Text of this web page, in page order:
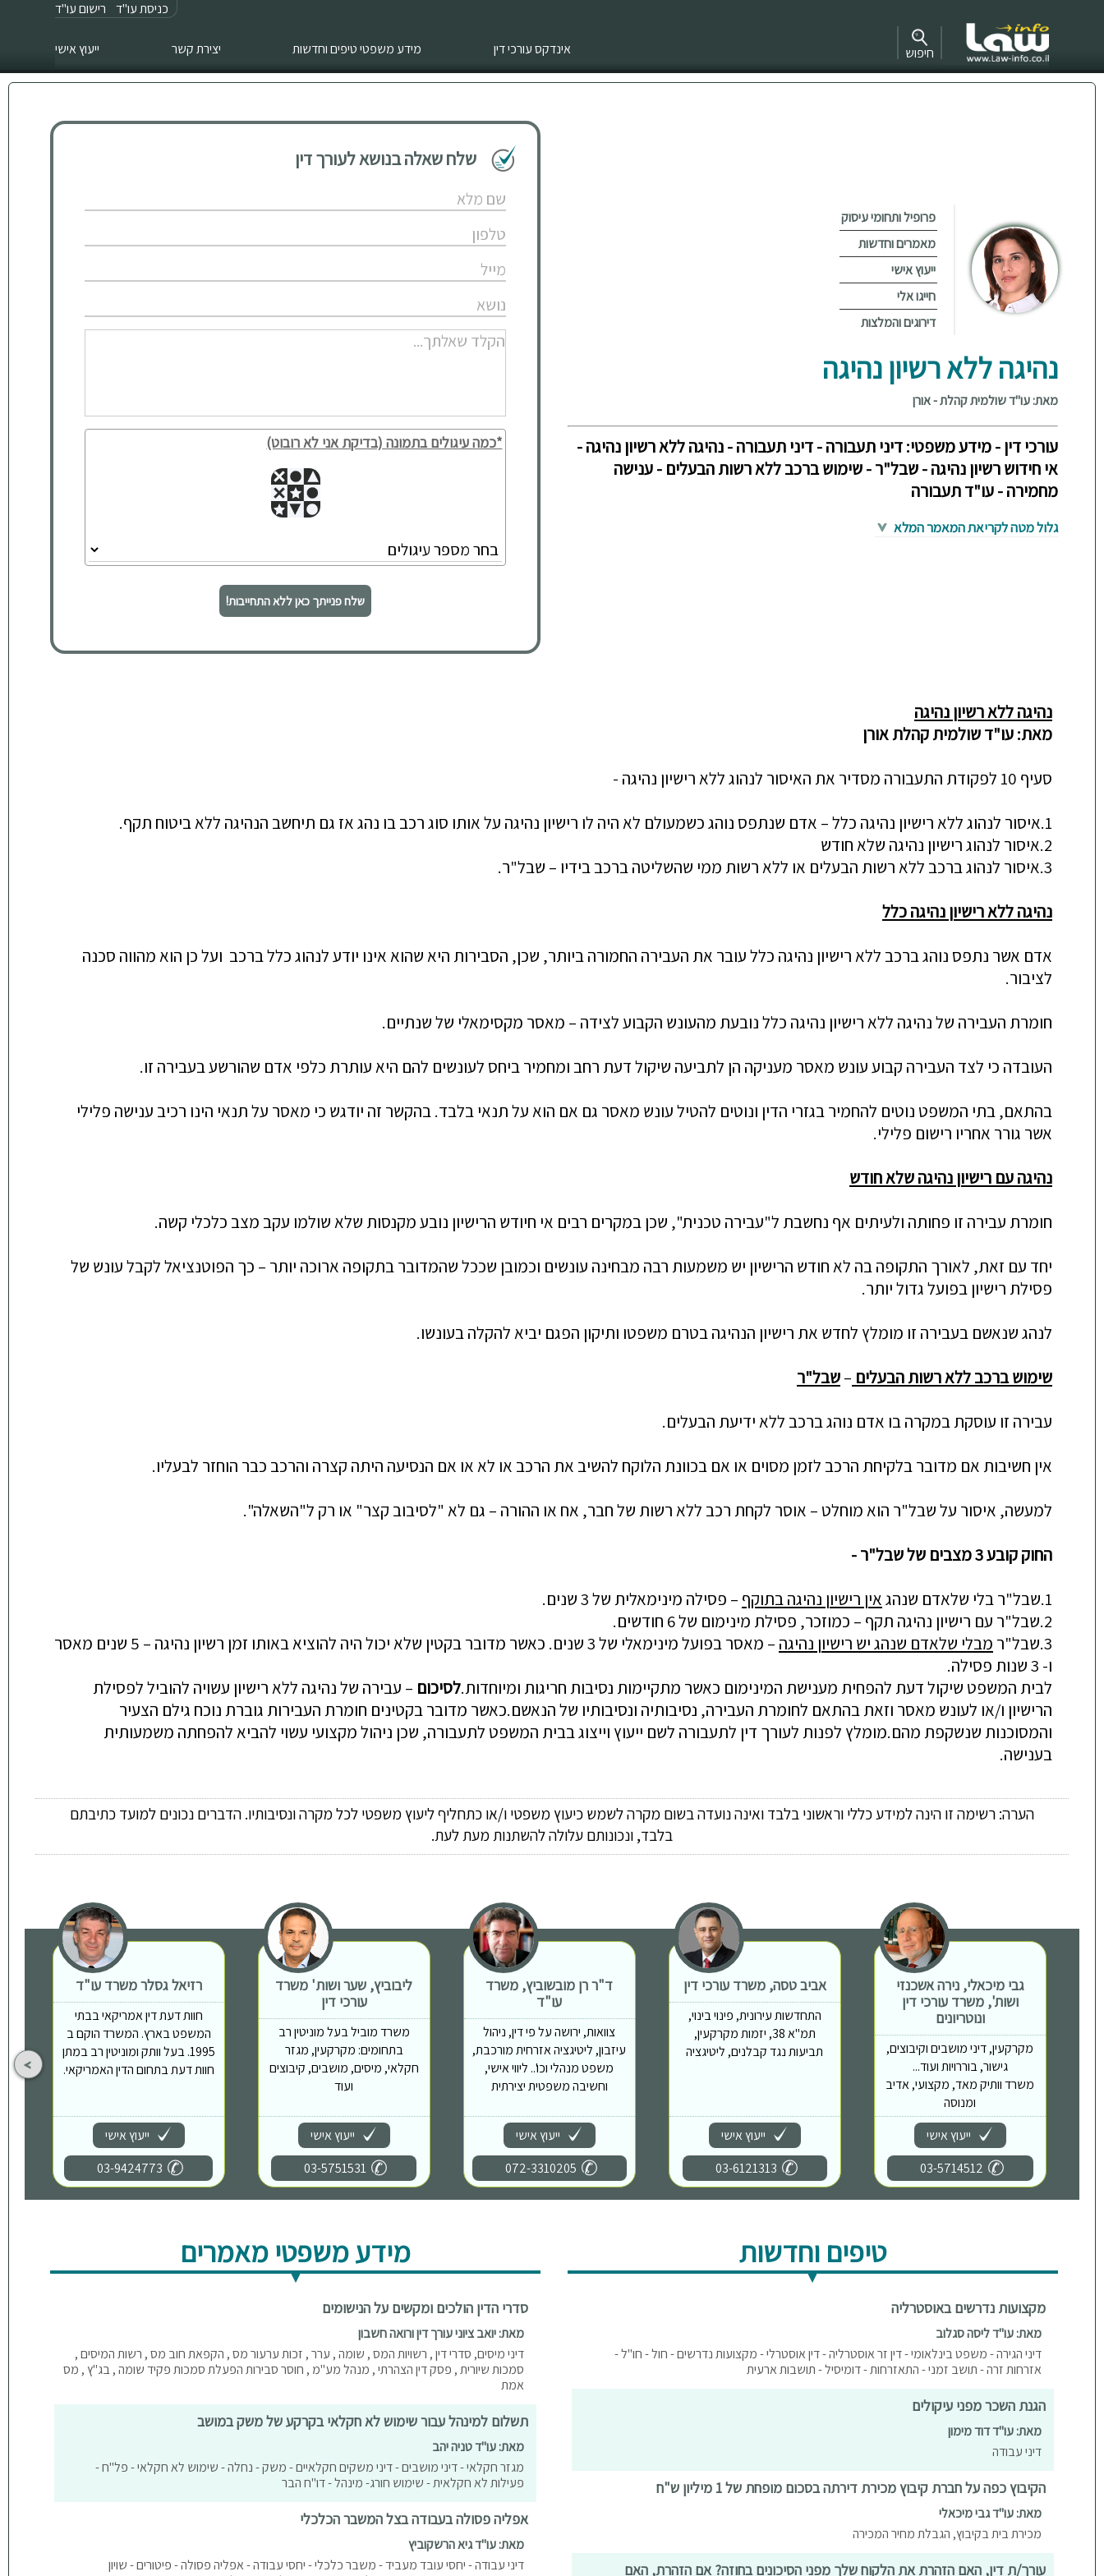
כניסת עו"ד רישום עו"ד
אינדקס עורכי דין מידע משפטי טיפים וחדשות יצירת קשר ייעוץ אישי חיפוש
פרופיל ותחומי עיסוק
מאמרים וחדשות
ייעוץ אישי
חייגו אלי
דירוגים והמלצות
נהיגה ללא רשיון נהיגה
מאת: עו"ד שולמית קהלת - אורן
עורכי דין - מידע משפטי: דיני תעבורה - דיני תעבורה - נהיגה ללא רשיון נהיגה -
אי חידוש רשיון נהיגה - שבל"ר - שימוש ברכב ללא רשות הבעלים - ענישה
מחמירה - עו"ד תעבורה
גלול מטה לקריאת המאמר המלא
שלח שאלה בנושא לעורך דין
*כמה עיגולים בתמונה (בדיקת אני לא רובוט)
שלח פנייתך כאן ללא התחייבות!
נהיגה ללא רשיון נהיגה
מאת: עו"ד שולמית קהלת אורן
סעיף 10 לפקודת התעבורה מסדיר את האיסור לנהוג ללא רישיון נהיגה -
1. איסור לנהוג ללא רישיון נהיגה כלל – אדם שנתפס נוהג כשמעולם לא היה לו רישיון נהיגה על אותו סוג רכב בו נהג אז גם תיחשב הנהיגה ללא ביטוח תקף.
2. איסור לנהוג רישיון נהיגה שלא חודש
3. איסור לנהוג ברכב ללא רשות הבעלים או ללא רשות ממי שהשליטה ברכב בידיו – שבל"ר.
נהיגה ללא רישיון נהיגה כלל
אדם אשר נתפס נוהג ברכב ללא רישיון נהיגה כללעובר את העבירה החמורה ביותר, שכן, הסבירות היא שהוא אינו יודע לנהוג כלל ברכב ועל כן הוא מהווה סכנה
לציבור.
חומרת העבירה של נהיגה ללא רישיון נהיגה כלל נובעת מהעונש הקבוע לצידה – מאסר מקסימאלי של שנתיים.
העובדה כי לצד העבירה קבוע עונש מאסר מעניקה הן לתביעה שיקול דעת רחב ומחמיר ביחס לעונשים להם היא עותרת כלפי אדם שהורשע בעבירה זו.
בהתאם, בתי המשפט נוטים להחמיר בגזרי הדין ונוטים להטיל עונש מאסר גם אם הוא על תנאי בלבד. בהקשר זה יודגש כי מאסר על תנאי הינו רכיב ענישה פלילי
אשר גורר אחריו רישום פלילי.
נהיגה עם רישיון נהיגה שלא חודש
חומרת עבירה זו פחותה ולעיתים אף נחשבת ל"עבירה טכנית", שכןבמקרים רבים אי חיודש הרישיון נובע מקנסות שלא שולמו עקב מצב כלכלי קשה.
יחד עם זאת, לאורך התקופה בה לא חודש הרישיון יש משמעות רבה מבחינה עונשים וכמובן שככל שהמדובר בתקופה ארוכה יותר – כך הפוטנציאל לקבל עונש של
פסילת רישיון בפועל גדול יותר.
לנהג שנאשם בעבירה זו מומלץ לחדש את רישיון הנהיגה בטרם משפטו ותיקון הפגם יביא להקלה בעונשו.
שימוש ברכב ללא רשות הבעלים –שבל"ר
עבירה זו עוסקת במקרה בו אדם נוהג ברכב ללא ידיעת הבעלים.
אין חשיבות אם מדובר בלקיחת הרכב לזמן מסוים או אם בכוונת הלוקח להשיב את הרכב או לא או אם הנסיעה היתה קצרה והרכב כבר הוחזר לבעליו.
למעשה, איסור על שבל"ר הוא מוחלט – אוסר לקחת רכב ללא רשות של חבר, אח או ההורה – גם לא "לסיבוב קצר" או רק ל"השאלה".
החוק קובע 3 מצבים של שבל"ר -
1. שבל"ר בלי שלאדם שנהגאין רישיון נהיגה בתוקף – פסילה מינימאלית של 3 שנים.
2. שבל"ר עם רישיון נהיגה תקף – כמוזכר, פסילת מינימום של 6 חודשים.
3. שבל"ר מבלי שלאדם שנהג יש רישיון נהיגה – מאסר בפועל מינימאלי של 3 שנים. כאשר מדובר בקטין שלא יכול היה להוציא באותו זמן רשיון נהיגה –
5 שנים מאסר
ו- 3 שנות פסילה.
לבית המשפט שיקול דעת להפחית מענישת המינימום כאשר מתקיימות נסיבות חריגות ומיוחדות.לסיכום – עבירה של נהיגה ללא רישיון עשויה להוביל לפסילת
הרישיון ו/או לעונש מאסר וזאת בהתאם לחומרת העבירה, נסיבותיה ונסיבותיו של הנאשם.כאשר מדובר בקטינים חומרת העבירות גוברת נוכח גילם הצעיר
והמסוכנות שנשקפת מהם.מומלץ לפנות לעורך דין לתעבורה לשם ייעוץ וייצוג בבית המשפט לתעבורה, שכן ניהול מקצועי עשוי להביא להפחתה משמעותית
בענישה.
הערה: רשימה זו הינה למידע כללי וראשוני בלבד ואינה נועדה בשום מקרה לשמש כיעוץ משפטי ו/או כתחליף ליעוץ משפטי לכל מקרה ונסיבותיו. הדברים נכונים למועד כתיבתם
בלבד, ונכונותם עלולה להשתנות מעת לעת.
גבי מיכאלי, נירה אשכנזי
ושות', משרד עורכי דין
ונוטריונים
מקרקעין, דיני מושבים וקיבוצים,
גישור, בוררויות ועוד...
משרד וותיק מאד, מקצועי, אדיב
ומנוסה
ייעוץ אישי
03-5714512
אביב טסה, משרד עורכי דין
התחדשות עירונית, פינוי בינוי,
תמ"א 38, יזמות מקרקעין,
תביעות נגד קבלנים, ליטיגציה
ייעוץ אישי
03-6121313
ד"ר רן מובשוביץ, משרד
עו"ד
צוואות, ירושה על פי דין, ניהול
עיזבון, ליטיגציה אזרחית מורכבת,
משפט מנהלי וכו'.. ליווי אישי,
וחשיבה משפטית יצירתית
ייעוץ אישי
072-3310205
ליבוביץ, שער ושות' משרד
עורכי דין
משרד מוביל בעל מוניטין רב
בתחומים: מקרקעין, מגזר
חקלאי, מיסים, מושבים, קיבוצים
ועוד
ייעוץ אישי
03-5751531
רזיאל גסלר משרד עו"ד
חוות דעת דין אמריקאי בבתי
המשפט בארץ. המשרד הוקם ב
1995. בעל וותק ומוניטין רב במתן
חוות דעת בתחום הדין האמריקאי.
ייעוץ אישי
03-9424773
טיפים וחדשות
מקצועות נדרשים באוסטרליה
מאת: עו"ד ליסה סגלוב
דיני הגירה - משפט בינלאומי - דין זר אוסטרליה - דין אוסטרלי - מקצועות נדרשים - חול - חו"ל -
אזרחות זרה - תושב זמני - התאזרחות - דומיסיל - תושבות ארעית
הגנת השכר מפני עיקולים
מאת: עו"ד דוד מימון
דיני עבודה
הקיבוץ כפה על חברת קיבוץ מכירת דירתה בסכום מופחת של 1 מיליון ש"ח
מאת: עו"ד גבי מיכאלי
מכירת בית בקיבוץ, הגבלת מחיר המכירה
עורך/ת דין, האם הזהרת את הלקוח שלך מפני הסיכונים בחוזה? אם הזהרת, האם
מידע משפטי מאמרים
סדרי הדין הולכים ומקשים על הנישומים
מאת: יואב ציוני עורך דין ורואה חשבון
דיני מיסים, סדרי דין , רשויות המס , שומה , ערר , זכות ערעור מס , הקפאת חוב מס , רשות המיסים ,
סמכות שיורית , פסק דין הצהרתי , מנהל מע"מ , חוסר סבירות הפעלת סמכות פקיד שומה , בג"ץ , מס
אמת
תשלום למינהל עבור שימוש לא חקלאי בקרקע של משק במושב
מאת: עו"ד טניה יהב
מגזר חקלאי - דיני מושבים - דיני משקים חקלאיים - משק - נחלה - שימוש לא חקלאי - פל"ח -
פעילות לא חקלאית - שימוש חורג- מינהל - דו"ח הבר
אפליה פסולה בעבודה בצל המשבר הכלכלי
מאת: עו"ד גיא הרשקוביץ
דיני עבודה - יחסי עובד מעביד - משבר כלכלי - יחסי עבודה - אפליה פסולה - פיטורים - שויון